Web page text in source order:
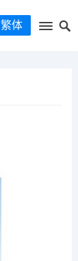
繁体